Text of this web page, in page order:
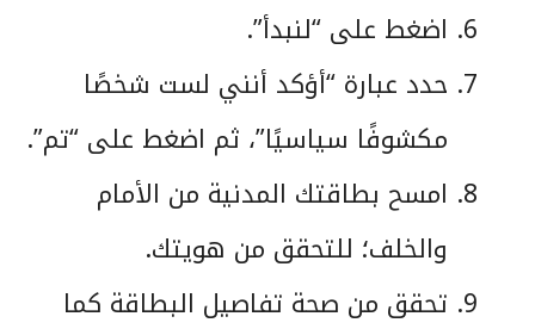
اضغط على “لنبدأ”.
حدد عبارة “أؤكد أنني لست شخصًا
مكشوفًا سياسيًا”، ثم اضغط على “تم”.
امسح بطاقتك المدنية من الأمام
والخلف؛ للتحقق من هويتك.
تحقق من صحة تفاصيل البطاقة كما